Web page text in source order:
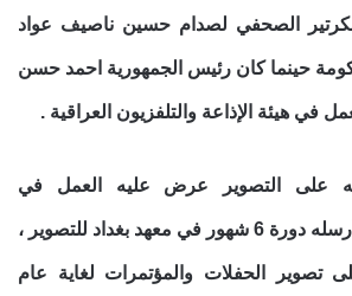
الصحفي لصدام حسين ناصيف عواد
حينما كان رئيس الجمهورية احمد حسن
في هيئة الإذاعة والتلفزيون العراقية .
على التصوير عرض عليه العمل في
التلفزيون العراقي، وأرسله دورة 6 شهور في معهد بغداد للتصوير ،
تصوير الحفلات والمؤتمرات لغاية عام